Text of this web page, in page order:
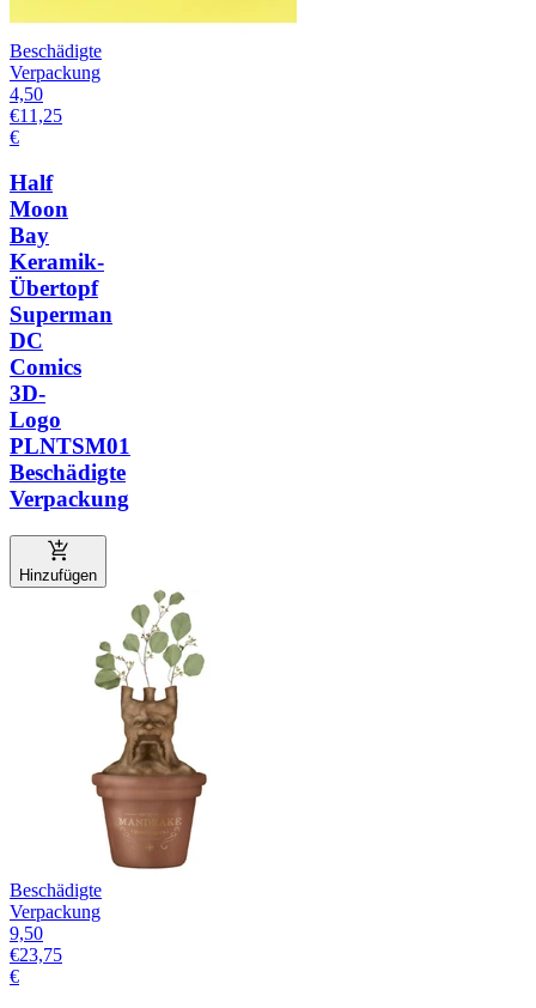
Beschädigte
Verpackung
4,50
€11,25
€
Half
Moon
Bay
Keramik-
Übertopf
Superman
DC
Comics
3D-
Logo
PLNTSM01
Beschädigte
Verpackung
Hinzufügen
Beschädigte
Verpackung
9,50
€23,75
€